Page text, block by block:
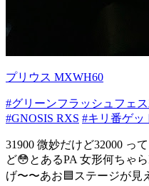
プリウス MXWH60
#グリーンフラッシュフェス
#GNOSIS RXS #キリ番ゲッ
31900 微妙だけど32000 っ
ど😳とあるPA 女形何ちゃ
げ〜〜あお🟦ステージが見